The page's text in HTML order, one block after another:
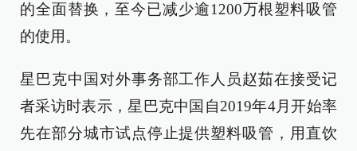
的全面替换，至今已减少逾1200万根塑料吸管
的使用。
星巴克中国对外事务部工作人员赵茹在接受记
者采访时表示，星巴克中国自2019年4月开始率
先在部分城市试点停止提供塑料吸管，用直饮